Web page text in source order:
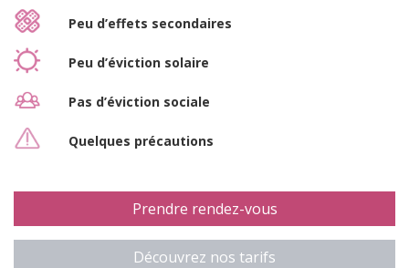
Peu d’effets secondaires
Peu d’éviction solaire
Pas d’éviction sociale
Quelques précautions
Prendre rendez-vous
Découvrez nos tarifs